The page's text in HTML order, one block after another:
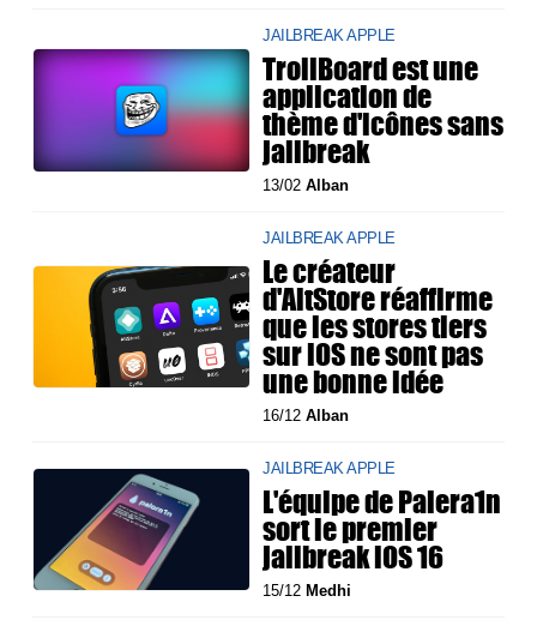
JAILBREAK APPLE
TrollBoard est une
application de
thème d'icônes sans
jailbreak
13/02Alban
JAILBREAK APPLE
Le créateur
d'AltStore réaffirme
que les stores tiers
sur iOS ne sont pas
une bonne idée
16/12Alban
JAILBREAK APPLE
L'équipe de Palera1n
sort le premier
jailbreak iOS 16
15/12 Medhi